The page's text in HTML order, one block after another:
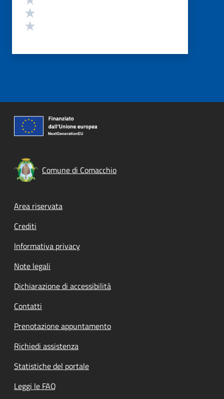
Comune di Comacchio
Footer menu
Area riservata
Crediti
Informativa privacy
Note legali
Dichiarazione di accessibilità
Contatti
Prenotazione appuntamento
Richiedi assistenza
Statistiche del portale
Leggi le FAQ